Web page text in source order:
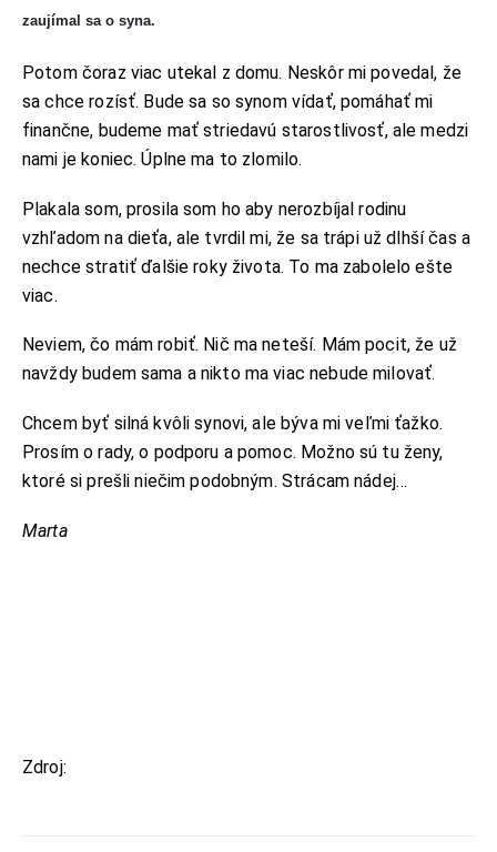
zaujímal sa o syna.
Potom čoraz viac utekal z domu. Neskôr mi povedal, že
sa chce rozísť. Bude sa so synom vídať, pomáhať mi
finančne, budeme mať striedavú starostlivosť, ale medzi
nami je koniec. Úplne ma to zlomilo.
Plakala som, prosila som ho aby nerozbíjal rodinu
vzhľadom na dieťa, ale tvrdil mi, že sa trápi už dlhší čas a
nechce stratiť ďalšie roky života. To ma zabolelo ešte
viac.
Neviem, čo mám robiť. Nič ma neteší. Mám pocit, že už
navždy budem sama a nikto ma viac nebude milovať.
Chcem byť silná kvôli synovi, ale býva mi veľmi ťažko.
Prosím o rady, o podporu a pomoc. Možno sú tu ženy,
ktoré si prešli niečim podobným. Strácam nádej…
Marta
Zdroj:
Jantárová 30, Košice
TELEFÓN:
EMAIL:
O Lalala